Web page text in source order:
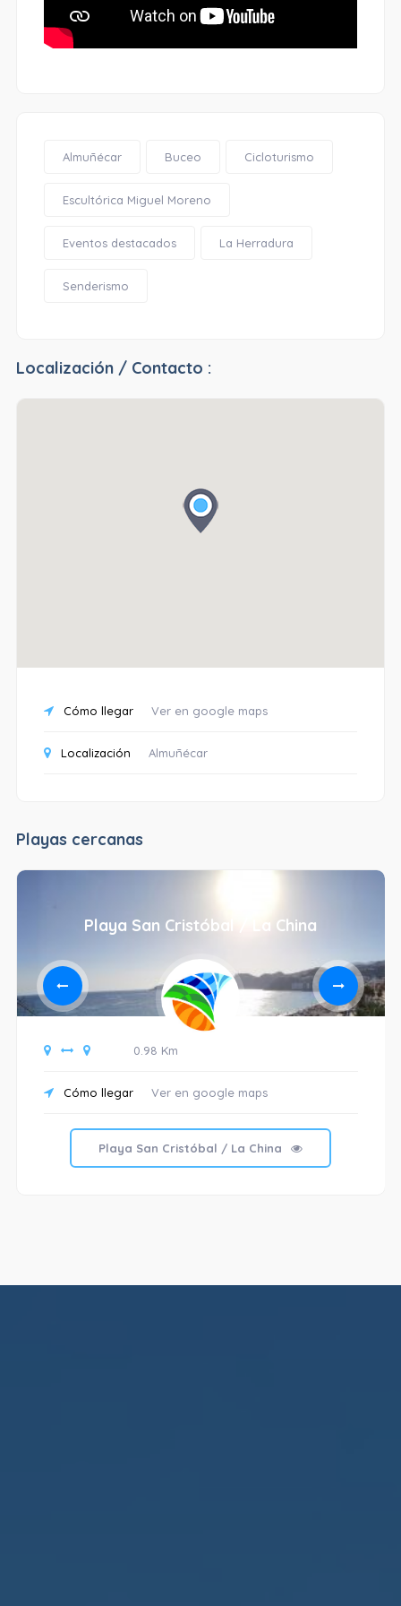
Almuñécar Buceo Cicloturismo
Escultórica Miguel Moreno
Eventos destacados La Herradura
Senderismo
Localización / Contacto :
Cómo llegar Ver en google maps
Localización Almuñécar
Playas cercanas
Playa San Cristóbal / La China
0.98 Km
Cómo llegar Ver en google maps
Playa San Cristóbal / La China